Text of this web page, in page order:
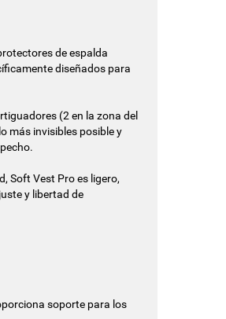
de espalda
diseñados para
(2 en la zona del
más invisibles posible y
Soft Vest Pro es ligero,
y libertad de
soporte para los